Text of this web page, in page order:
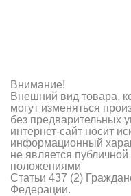
Аппаратура и
Аккумуляторы и
Зарядные устройства и
Двигатели
Внимание!
Внешний вид товара,
могут изменяться
без предварительных
интернет-сайт носит
информационный
не является
положениями
Статьи 437 (2)
Федерации.